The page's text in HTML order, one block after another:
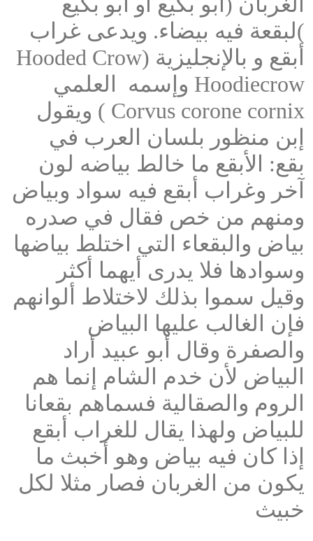
)لبقعة فيه بيضاء. ويدعى غراب
أبقع و بالإنجليزية (Hooded Crow
Hoodiecrow وإسمه العلمي
Corvus corone cornix ) ويقول
إبن منظور بلسان العرب في
بقع: الأبقع ما خالط بياضه لون
آخر وغراب أبقع فيه سواد وبياض
ومنهم من خص فقال في صدره
بياض والبقعاء التي اختلط بياضها
وسوادها فلا يدرى أيهما أكثر
وقيل سموا بذلك لاختلاط ألوانهم
فإن الغالب عليها البياض
والصفرة وقال أبو عبيد أراد
البياض لأن خدم الشام إنما هم
الروم والصقالية فسماهم بقعانا
للبياض ولهذا يقال للغراب أبقع
إذا كان فيه بياض وهو أخبث ما
يكون من الغربان فصار مثلا لكل
خبيث